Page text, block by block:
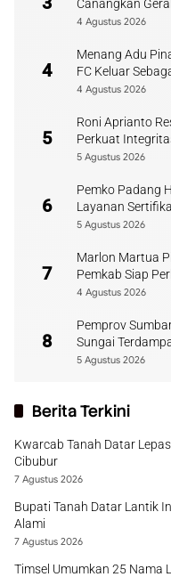
Canangkan
4 Agustus 2026
4
Menang Adu
FC Keluar
Payakumbuh
4 Agustus 2026
5
Roni Aprianto
Perkuat
5 Agustus 2026
6
Pemko Padang
Layanan
5 Agustus 2026
7
Marlon Martua
Pemkab Siap
4 Agustus 2026
8
Pemprov
Sungai
5 Agustus 2026
Berita Terkini
Kwarcab Tanah Datar
Cibubur
7 Agustus 2026
Bupati Tanah Datar Lantik
Alami
7 Agustus 2026
Timsel Umumkan 25 Nama